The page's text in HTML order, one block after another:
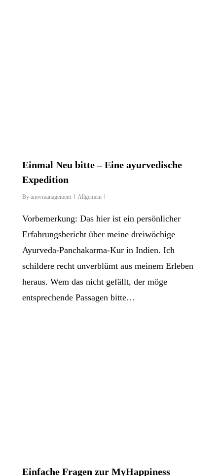
Einmal Neu bitte – Eine ayurvedische
Expedition
By amwmanagement Allgemein
Vorbemerkung: Das hier ist ein persönlicher
Erfahrungsbericht über meine dreiwöchige
Ayurveda-Panchakarma-Kur in Indien. Ich
schildere recht unverblümt aus meinem Erleben
heraus. Wem das nicht gefällt, der möge
entsprechende Passagen bitte…
Einfache Fragen zur MyHappiness